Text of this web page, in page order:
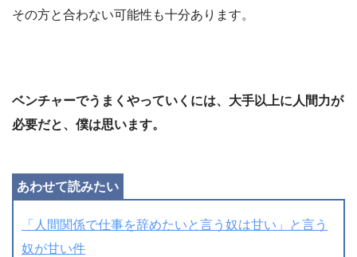
その方と合わない可能性も十分あります。
ベンチャーでうまくやっていくには、大手以上に人間力が
必要だと、僕は思います。
「人間関係で仕事を辞めたいと言う奴は甘い」と言う
奴が甘い件